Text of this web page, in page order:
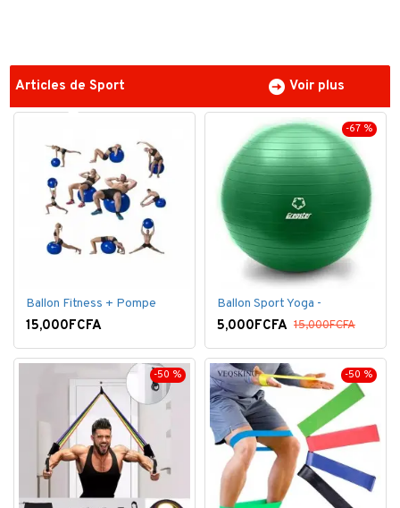
Articles de Sport Voir plus
Ballon Fitness + Pompe
15,000FCFA
-67 %
Ballon Sport Yoga -
5,000FCFA 15,000FCFA
-50 % -50 %